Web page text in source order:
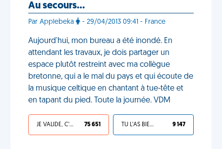
Au secours…
Par Applebeka - 29/04/2013 09:41 - France
Aujourd'hui, mon bureau a été inondé. En
attendant les travaux, je dois partager un
espace plutôt restreint avec ma collègue
bretonne, qui a le mal du pays et qui écoute de
la musique celtique en chantant à tue-tête et
en tapant du pied. Toute la journée. VDM
JE VALIDE, C'EST UNE VDM 75 651 TU L'AS BIEN MÉRITÉ 9 147